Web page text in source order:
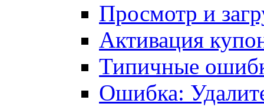
Просмотр и
Активация
Типичные
Ошибка: